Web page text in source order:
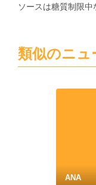
ソースは糖質制限中
類似のニュ
ANA